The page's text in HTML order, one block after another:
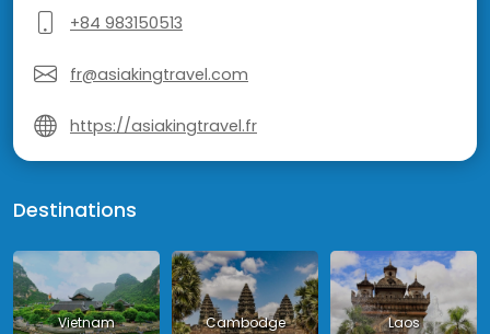
+84 983150513
fr@asiakingtravel.com
https://asiakingtravel.fr
Destinations
Vietnam Cambodge Laos